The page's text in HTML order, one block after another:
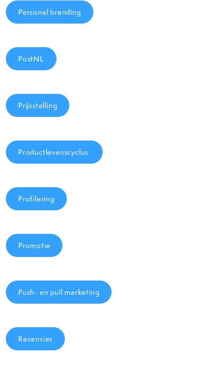
Personal branding
PostNL
Prijsstelling
Productlevenscyclus
Profilering
Promotie
Push- en pull marketing
Recensies